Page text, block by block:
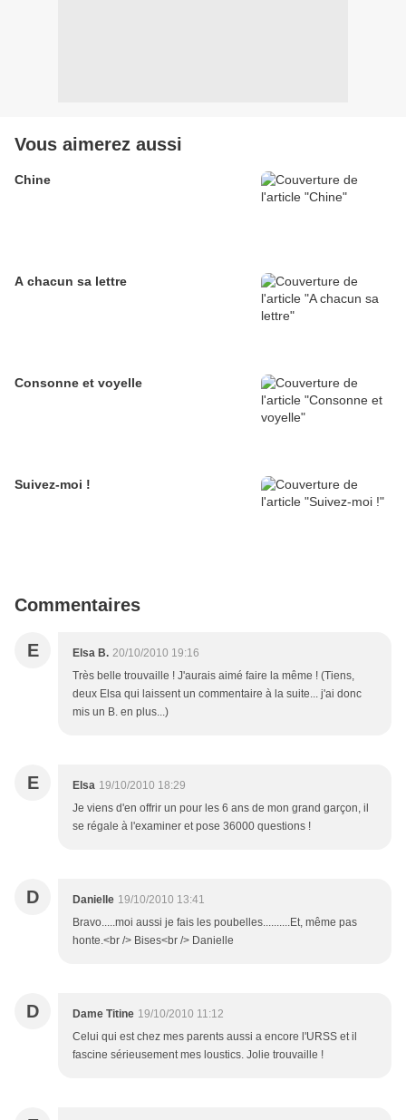
Vous aimerez aussi
Chine
A chacun sa lettre
Consonne et voyelle
Suivez-moi !
Commentaires
E Elsa B. 20/10/2010 19:16
Très belle trouvaille ! J'aurais aimé faire la même ! (Tiens,
deux Elsa qui laissent un commentaire à la suite... j'ai donc
mis un B. en plus...)
E Elsa 19/10/2010 18:29
Je viens d'en offrir un pour les 6 ans de mon grand garçon, il
se régale à l'examiner et pose 36000 questions !
D Danielle 19/10/2010 13:41
Bravo.....moi aussi je fais les poubelles..........Et, même pas
honte.<br /> Bises<br /> Danielle
D Dame Titine 19/10/2010 11:12
Celui qui est chez mes parents aussi a encore l'URSS et il
fascine sérieusement mes loustics. Jolie trouvaille !